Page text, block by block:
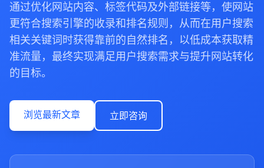
通过优化网站内容、标签代码及外部链接等，使网站
更符合搜索引擎的收录和排名规则，从而在用户搜索
相关关键词时获得靠前的自然排名，以低成本获取精
准流量，最终实现满足用户搜索需求与提升网站转化
的目标。
浏览最新文章 立即咨询